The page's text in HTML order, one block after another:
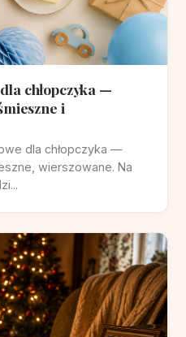
chłopczyka —
i
dla chłopczyka —
wierszowane. Na